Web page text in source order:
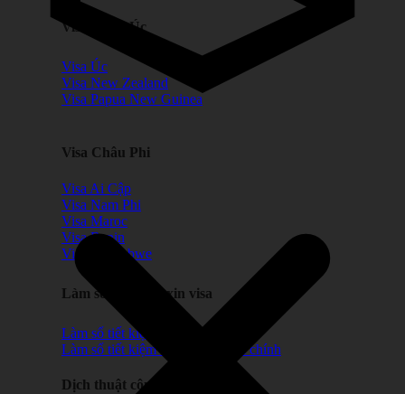
Visa Châu Úc
Visa Úc
Visa New Zealand
Visa Papua New Guinea
Visa Châu Phi
Visa Ai Cập
Visa Nam Phi
Visa Maroc
Visa Benin
Visa Zimbabwe
Làm số tiết kiệm xin visa
Làm sổ tiết kiệm lùi ngày
Làm sổ tiết kiệm chứng minh tài chính
Dịch thuật công chứng